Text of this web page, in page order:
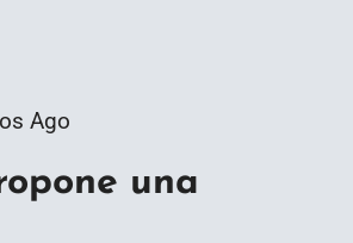
Ago
una